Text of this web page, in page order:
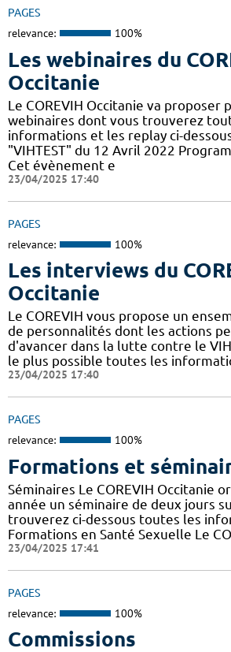
PAGES
relevance: 100%
Les webinaires du
Occitanie
Le COREVIH Occitanie va proposer
webinaires dont vous trouverez
informations et les replay ci-
"VIHTEST" du 12 Avril 2022
Cet évènement e
23/04/2025 17:40
PAGES
relevance: 100%
Les interviews du
Occitanie
Le COREVIH vous propose un
de personnalités dont les actions
d'avancer dans la lutte contre le
le plus possible toutes les
23/04/2025 17:40
PAGES
relevance: 100%
Formations et
Séminaires Le COREVIH Occitanie
année un séminaire de deux jours
trouverez ci-dessous toutes les
Formations en Santé Sexuelle Le
23/04/2025 17:41
PAGES
relevance: 100%
Commissions